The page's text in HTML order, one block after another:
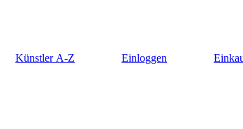
Künstler A-Z Einloggen